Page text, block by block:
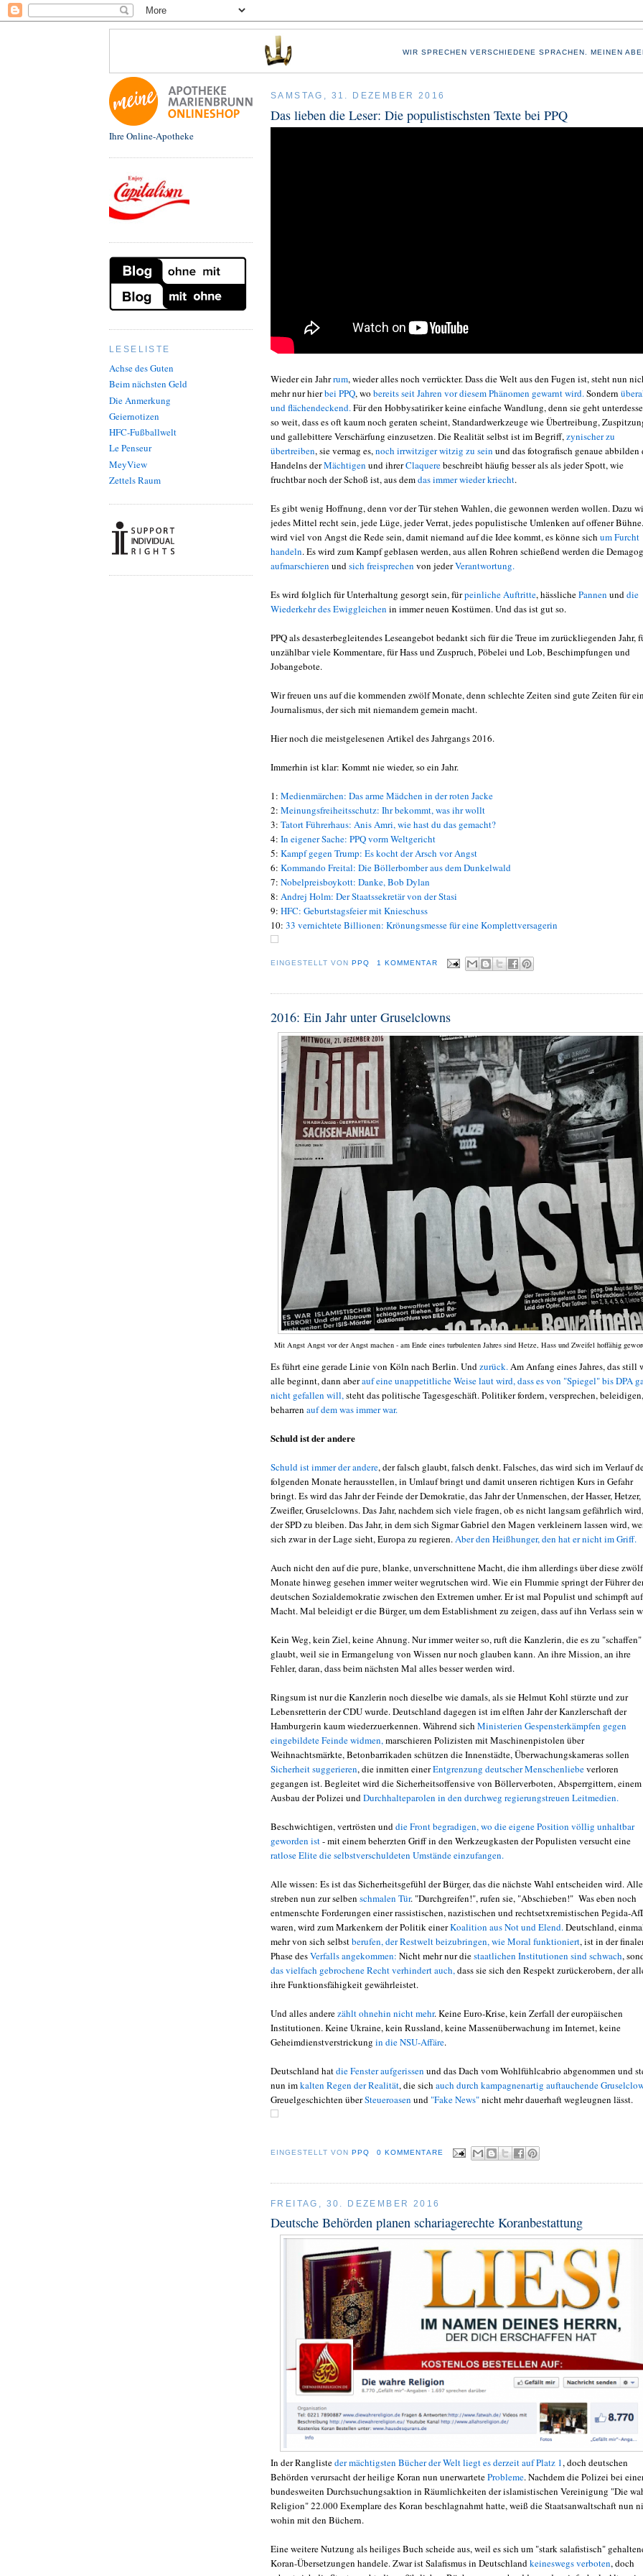
WIR SPRECHEN VERSCHIEDENE SPRACHEN. MEINEN
Ihre Online-Apotheke
LESELISTE
Achse des Guten
Beim nächsten Geld
Die Anmerkung
Geiernotizen
HFC-Fußballwelt
Le Penseur
MeyView
Zettels Raum
SAMSTAG, 31. DEZEMBER 2016
Das lieben die Leser: Die populistischsten Texte bei PPQ
Wieder ein Jahrrum, wieder alles noch verrückter. Dass die Welt aus den Fugen ist, steht nun
mehr nur hierbei PPQ, wo bereits seit Jahren vor diesem Phänomen gewarnt wird. Sondern
und flächendeckend. Für den Hobbysatiriker keine einfache Wandlung, denn sie geht
so weit, dass es oft kaum noch geraten scheint, Standardwerkzeuge wie Übertreibung,
und gallebittere Verschärfung einzusetzen. Die Realität selbst ist im Begriff, zynischer zu
übertreiben, sie vermag es, noch irrwitziger witzig zu sein und das fotografisch genaue abbilden
Handelns derMächtigen und ihrerClaquerebeschreibt häufig besser als als jeder Spott, wie
fruchtbar noch der Schoß ist, aus demdas immer wieder kriecht.
Es gibt wenig Hoffnung, denn vor der Tür stehen Wahlen, die gewonnen werden wollen. Dazu
jedes Mittel recht sein, jede Lüge, jeder Verrat, jedes populistische Umlenken auf offener
wird viel von Angst die Rede sein, damit niemand auf die Idee kommt, es könne sich um Furcht
handeln. Es wird zum Kampf geblasen werden, aus allen Rohren schießend werden die
aufmarschieren und sich freisprechen von jederVerantwortung.
Es wird folglich für Unterhaltung gesorgt sein, fürpeinliche Auftritte, hässlichePannen und die
Wiederkehr des Ewiggleichen in immer neuen Kostümen. Und das ist gut so.
PPQ als desasterbegleitendes Leseangebot bedankt sich für die Treue im zurückliegenden Jahr,
unzählbar viele Kommentare, für Hass und Zuspruch, Pöbelei und Lob, Beschimpfungen und
Jobangebote.
Wir freuen uns auf die kommenden zwölf Monate, denn schlechte Zeiten sind gute Zeiten für
Journalismus, der sich mit niemandem gemein macht.
Hier noch die meistgelesenen Artikel des Jahrgangs 2016.
Immerhin ist klar: Kommt nie wieder, so ein Jahr.
1: Medienmärchen: Das arme Mädchen in der roten Jacke
2: Meinungsfreiheitsschutz: Ihr bekommt, was ihr wollt
3: Tatort Führerhaus: Anis Amri, wie hast du das gemacht?
4: In eigener Sache: PPQ vorm Weltgericht
5: Kampf gegen Trump: Es kocht der Arsch vor Angst
6: Kommando Freital: Die Böllerbomber aus dem Dunkelwald
7: Nobelpreisboykott: Danke, Bob Dylan
8: Andrej Holm: Der Staatssekretär von der Stasi
9: HFC: Geburtstagsfeier mit Knieschuss
10: 33 vernichtete Billionen: Krönungsmesse für eine Komplettversagerin
EINGESTELLT VON PPQ 1 KOMMENTAR
2016: Ein Jahr unter Gruselclowns
Mit Angst Angst vor der Angst machen - am Ende eines turbulenten Jahres sind Hetze, Hass und Zweifel hoffähig
Es führt eine gerade Linie von Köln nach Berlin. Undzurück.Am Anfang eines Jahres, das still
alle beginnt, dann aberauf eine unappetitliche Weise laut wird, dass es von "Spiegel" bis DPA
nicht gefallen will,steht das politische Tagesgeschäft. Politiker fordern, versprechen, beleidigen,
beharren auf dem was immer war.
Schuld ist der andere
Schuld ist immer der andere, der falsch glaubt, falsch denkt. Falsches, das wird sich im Verlauf
folgenden Monate herausstellen, in Umlauf bringt und damit unseren richtigen Kurs in Gefahr
bringt. Es wird das Jahr der Feinde der Demokratie, das Jahr der Unmenschen, der Hasser, Hetzer,
Zweifler, Gruselclowns. Das Jahr, nachdem sich viele fragen, ob es nicht langsam gefährlich
der SPD zu bleiben. Das Jahr, in dem sich Sigmar Gabriel den Magen verkleinern lassen wird,
sich zwar in der Lage sieht, Europa zu regieren.Aber den Heißhunger, den hat er nicht im Griff.
Auch nicht den auf die pure, blanke, unverschnittene Macht, die ihm allerdings über diese zwölf
Monate hinweg gesehen immer weiter wegrutschen wird. Wie ein Flummie springt der Führer
deutschen Sozialdemokratie zwischen den Extremen umher. Er ist mal Populist und schimpft
Macht. Mal beleidigt er die Bürger, um dem Establishment zu zeigen, dass auf ihn Verlass sein
Kein Weg, kein Ziel, keine Ahnung. Nur immer weiter so, ruft die Kanzlerin, die es zu "schaffen"
glaubt, weil sie in Ermangelung von Wissen nur noch glauben kann. An ihre Mission, an ihre
Fehler, daran, dass beim nächsten Mal alles besser werden wird.
Ringsum ist nur die Kanzlerin noch dieselbe wie damals, als sie Helmut Kohl stürzte und zur
Lebensretterin der CDU wurde. Deutschland dagegen ist im elften Jahr der Kanzlerschaft der
Hamburgerin kaum wiederzuerkennen. Während sich Ministerien Gespensterkämpfen gegen
eingebildete Feinde widmen,marschieren Polizisten mit Maschinenpistolen über
Weihnachtsmärkte, Betonbarrikaden schützen die Innenstädte, Überwachungskameras sollen
Sicherheit suggerieren, die inmitten einerEntgrenzung deutscher Menschenliebeverloren
gegangen ist. Begleitet wird die Sicherheitsoffensive von Böllerverboten, Absperrgittern, einem
Ausbau der Polizei undDurchhalteparolen in den durchweg regierungstreuen Leitmedien.
Beschwichtigen, vertrösten unddie Front begradigen, wo die eigene Position völlig unhaltbar
geworden ist- mit einem beherzten Griff in den Werkzeugkasten der Populisten versucht eine
ratlose Elite die selbstverschuldeten Umstände einzufangen.
Alle wissen: Es ist das Sicherheitsgefühl der Bürger, das die nächste Wahl entscheiden wird. Alle
streben nun zur selben schmalen Tür. "Durchgreifen!", rufen sie, "Abschieben!" Was eben noch
entmenschte Forderungen einer rassistischen, nazistischen und rechtsetxremistischen Pegida-
waren, wird zum Markenkern der Politik einerKoalition aus Not und Elend.Deutschland,
mehr von sich selbstberufen, der Restwelt beizubringen, wie Moral funktioniert, ist in der
Phase desVerfalls angekommen: Nicht mehr nur diestaatlichen Institutionen sind schwach,
das vielfach gebrochene Recht verhindert auch,dass sie sich den Respekt zurückerobern, der
ihre Funktionsfähigkeit gewährleistet.
Und alles anderezählt ohnehin nicht mehr. Keine Euro-Krise, kein Zerfall der europäischen
Institutionen. Keine Ukraine, kein Russland, keine Massenüberwachung im Internet, keine
Geheimdienstverstrickung in die NSU-Affäre.
Deutschland hatdie Fenster aufgerissen und das Dach vom Wohlfühlcabrio abgenommen und
nun imkalten Regen der Realität, die sich auch durch kampagnenartig auftauchende
Greuelgeschichten überSteueroasen und "Fake News"nicht mehr dauerhaft wegleugnen lässt.
EINGESTELLT VON PPQ 0 KOMMENTARE
FREITAG, 30. DEZEMBER 2016
Deutsche Behörden planen schariagerechte Koranbestattung
In der Ranglisteder mächtigsten Bücher der Welt liegt es derzeit auf Platz 1, doch deutschen
Behörden verursacht der heilige Koran nun unerwarteteProbleme. Nachdem die Polizei bei
bundesweiten Durchsuchungsaktion in Räumlichkeiten der islamistischen Vereinigung "Die
Religion" 22.000 Exemplare des Koran beschlagnahmt hatte, weiß die Staatsanwaltschaft nun
wohin mit den Büchern.
Eine weitere Nutzung als heiliges Buch scheide aus, weil es sich um "stark salafistisch"
Koran-Übersetzungen handele. Zwar ist Salafismus in Deutschlandkeineswegs verboten, doch